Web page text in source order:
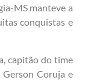
MS manteve a
conquistas e
capitão do time
Gerson Coruja e